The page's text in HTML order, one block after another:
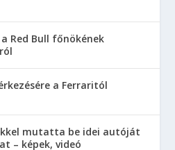
Red Bull főnökének
a Ferraritól
mutatta be idei autóját
– képek, videó